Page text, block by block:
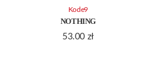
NOTHING
53.00 zł
Kode9